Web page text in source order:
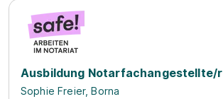
Ausbildung Notarfachangestellte/r
Sophie Freier, Borna